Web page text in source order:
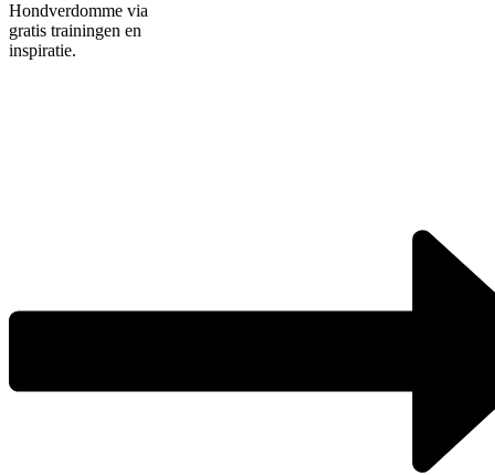
Hondverdomme via
gratis trainingen en
inspiratie.